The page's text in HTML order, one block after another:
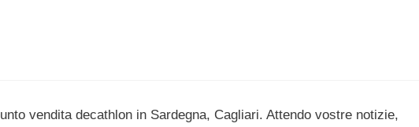
vendita decathlon in Sardegna, Cagliari. Attendo vostre notizie,